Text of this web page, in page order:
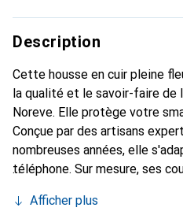
Description
Cette housse en cuir pleine
la qualité et le savoir-faire de
Noreve. Elle protège votre
Conçue par des artisans
nombreuses années, elle
téléphone. Sur mesure, ses
chic et essentiel pour votre
Afficher plus